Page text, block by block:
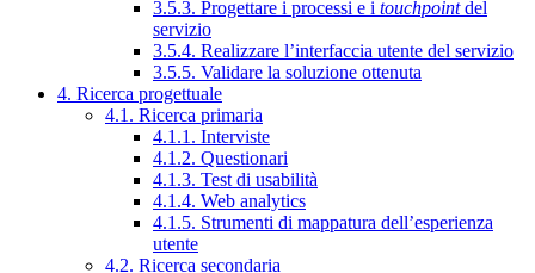
3.5.3. Progettare i processi e i touchpointdel
servizio
3.5.4. Realizzare l’interfaccia utente del servizio
3.5.5. Validare la soluzione ottenuta
4. Ricerca progettuale
4.1. Ricerca primaria
4.1.1. Interviste
4.1.2. Questionari
4.1.3. Test di usabilità
4.1.4. Web analytics
4.1.5. Strumenti di mappatura dell’esperienza
utente
4.2. Ricerca secondaria